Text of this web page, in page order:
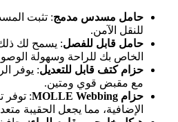
حامل مسدس مدمج: تثبت
للنقل الآمن.
حامل قابل للفصل: يسمح لك
الخاص بك للراحة وسهولة
حزام كتف قابل للتعديل: يوفر
مع مقبض قوي ومتين.
حزام MOLLE Webbing
: توفر
الإضافية، مما يجعل الحقيبة